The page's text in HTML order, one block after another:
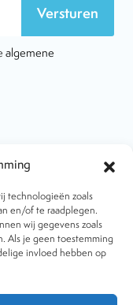
technologieën zoals
en/of te raadplegen.
wij gegevens zoals
Als je geen toestemming
invloed hebben op
Versturen
algemene